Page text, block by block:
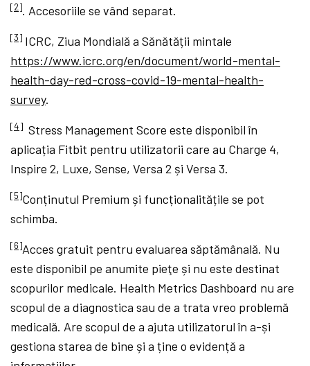
[2]. Accesoriile se vând separat.
[3] ICRC, Ziua Mondială a Sănătății mintale
https://www.icrc.org/en/document/world-mental-
health-day-red-cross-covid-19-mental-health-
survey.
[4] Stress Management Score este disponibil în
aplicația Fitbit pentru utilizatorii care au Charge 4,
Inspire 2, Luxe, Sense, Versa 2 și Versa 3.
[5]Conținutul Premium și funcționalitățile se pot
schimba.
[6]Acces gratuit pentru evaluarea săptămânală. Nu
este disponibil pe anumite pieţe și nu este destinat
scopurilor medicale. Health Metrics Dashboard nu are
scopul de a diagnostica sau de a trata vreo problemă
medicală. Are scopul de a ajuta utilizatorul în a-și
gestiona starea de bine și a ține o evidență a